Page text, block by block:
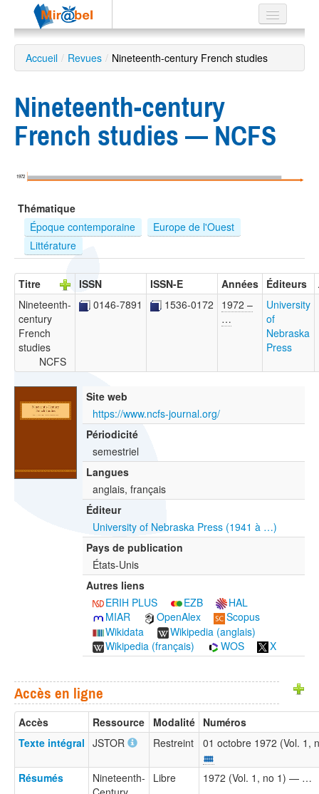
Le réseau
Soutien
Recherche
EN
ES
?
Accueil / Revues / Nineteenth-century French studies
Nineteenth-century
French studies — NCFS
1972
Thématique
Époque contemporaine
Europe de l'Ouest
Littérature
Titre ISSN ISSN-E Années Éditeurs
Nineteenth-
century
French
studies
NCFS
0146-7891 1536-0172
1972 –
…
University
of
Nebraska
Press
Site web
https://www.ncfs-journal.org/
Périodicité
semestriel
Langues
anglais, français
Éditeur
University of Nebraska Press (1941 à …)
Pays de publication
États-Unis
Autres liens
ERIH PLUS
EZB
HAL
MIAR
OpenAlex
Scopus
Wikidata
Wikipedia (anglais)
Wikipedia (français)
WOS X
Accès en ligne
Accès Ressource Modalité Numéros
Texte intégral JSTOR Restreint 01 octobre 1972 (Vol. 1,
Résumés
Nineteenth-
Libre 1972 (Vol. 1, no 1) — …